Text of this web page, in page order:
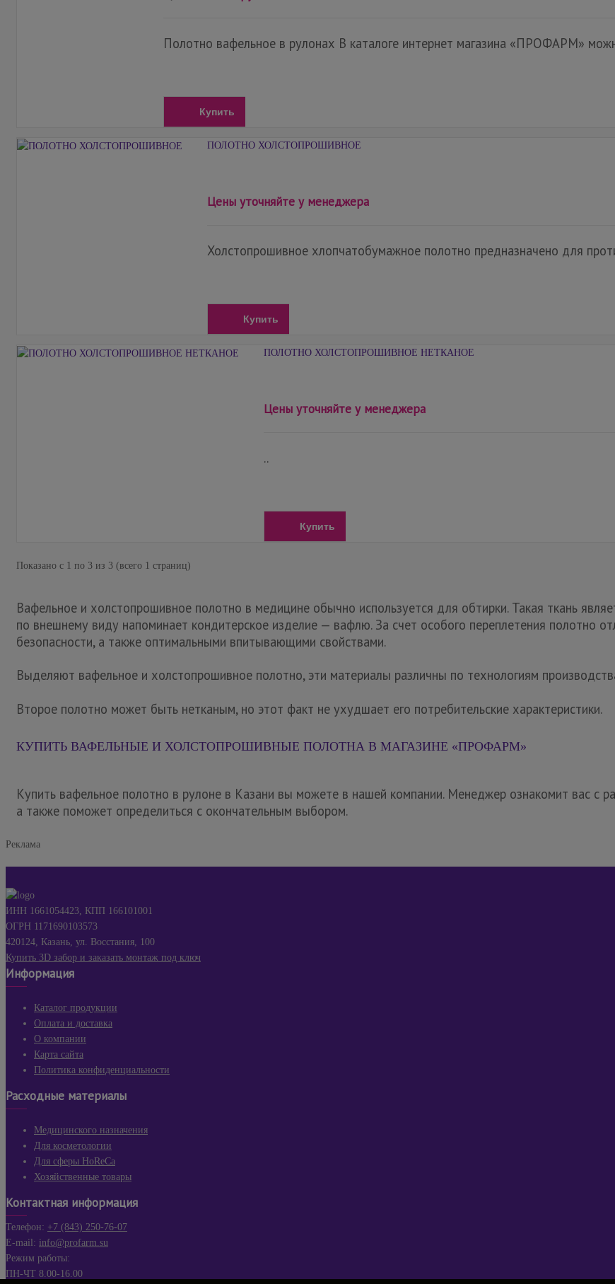
Полотно вафельное в рулонах В каталоге интернет магазина «ПРОФАРМ»
Купить
ПОЛОТНО ХОЛСТОПРОШИВНОЕ
Цены уточняйте у менеджера
Холстопрошивное хлопчатобумажное полотно предназначено для
Купить
ПОЛОТНО ХОЛСТОПРОШИВНОЕ НЕТКАНОЕ
Цены уточняйте у менеджера
..
Купить
Показано с 1 по 3 из 3 (всего 1 страниц)
Вафельное и холстопрошивное полотно в медицине обычно используется для обтирки. Такая ткань
по внешнему виду напоминает кондитерское изделие — вафлю. За счет особого переплетения полотно
безопасности, а также оптимальными впитывающими свойствами.
Выделяют вафельное и холстопрошивное полотно, эти материалы различны по технологиям
Второе полотно может быть нетканым, но этот факт не ухудшает его потребительские характеристики.
КУПИТЬ ВАФЕЛЬНЫЕ И ХОЛСТОПРОШИВНЫЕ ПОЛОТНА В МАГАЗИНЕ «ПРОФАРМ»
Купить вафельное полотно в рулоне в Казани вы можете в нашей компании. Менеджер ознакомит вас с
а также поможет определиться с окончательным выбором.
Реклама
ИНН 1661054423, КПП 166101001
ОГРН 1171690103573
420124, Казань, ул. Восстания, 100
Купить 3D забор и заказать монтаж под ключ
Информация
Каталог продукции
Оплата и доставка
О компании
Карта сайта
Политика конфиденциальности
Расходные материалы
Медицинского назначения
Для косметологии
Для сферы HoReCa
Хозяйственные товары
Контактная информация
Телефон: +7 (843) 250-76-07
E-mail: info@profarm.su
Режим работы:
ПН-ЧТ 8.00-16.00